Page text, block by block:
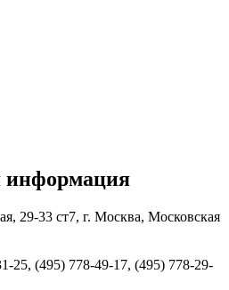
информация
29-33 ст7, г. Москва, Московская
25, (495) 778-49-17, (495) 778-29-